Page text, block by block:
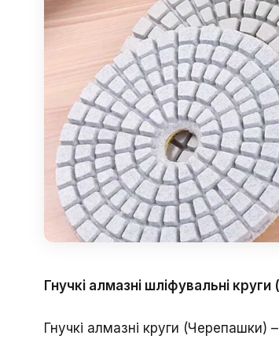
Гнучкі алмазні шліфувальні
Гнучкі алмазні круги (Черепашки)